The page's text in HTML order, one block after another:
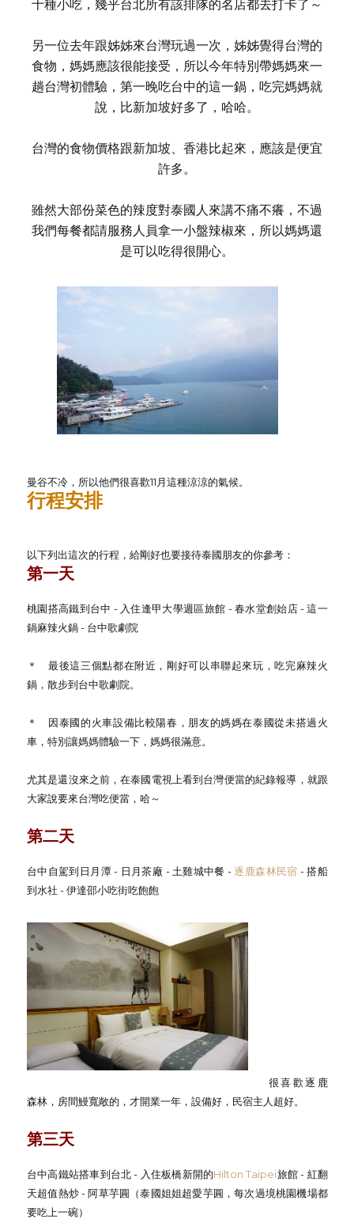
十種小吃，幾乎台北所有該排隊的名店都去打卡了～
另一位去年跟姊姊來台灣玩過一次，姊姊覺得台灣的
食物，媽媽應該很能接受，所以今年特別帶媽媽來一
趟台灣初體驗，第一晚吃台中的這一鍋，吃完媽媽就
說，比新加坡好多了，哈哈。
台灣的食物價格跟新加坡、香港比起來，應該是便宜
許多。
雖然大部份菜色的辣度對泰國人來講不痛不癢，不過
我們每餐都請服務人員拿一小盤辣椒來，所以媽媽還
是可以吃得很開心。
曼谷不冷，所以他們很喜歡11月這種涼涼的氣候。
行程安排
以下列出這次的行程，給剛好也要接待泰國朋友的你參考：
第一天
桃園搭高鐵到台中 - 入住逢甲大學週區旅館 - 春水堂創始店 - 這一
鍋麻辣火鍋 - 台中歌劇院
＊ 最後這三個點都在附近，剛好可以串聯起來玩，吃完麻辣火
鍋，散步到台中歌劇院。
＊ 因泰國的火車設備比較陽春，朋友的媽媽在泰國從未搭過火
車，特別讓媽媽體驗一下，媽媽很滿意。
尤其是還沒來之前，在泰國電視上看到台灣便當的紀錄報導，就跟
大家說要來台灣吃便當，哈～
第二天
台中自駕到日月潭 - 日月茶廠 - 土雞城中餐 -逐鹿森林民宿 - 搭船
到水社 - 伊達邵小吃街吃飽飽
很喜歡逐鹿
森林，房間鰻寬敞的，才開業一年，設備好，民宿主人超好。
第三天
台中高鐵站搭車到台北 - 入住板橋新開的Hilton Taipei旅館 - 紅翻
天超值熱炒 - 阿草芋圓（泰國姐姐超愛芋圓，每次過境桃園機場都
要吃上一碗）